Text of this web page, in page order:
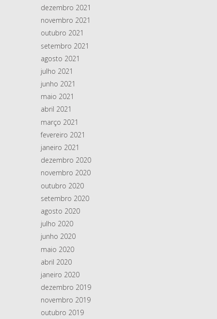
dezembro 2021
novembro 2021
outubro 2021
setembro 2021
agosto 2021
julho 2021
junho 2021
maio 2021
abril 2021
março 2021
fevereiro 2021
janeiro 2021
dezembro 2020
novembro 2020
outubro 2020
setembro 2020
agosto 2020
julho 2020
junho 2020
maio 2020
abril 2020
janeiro 2020
dezembro 2019
novembro 2019
outubro 2019